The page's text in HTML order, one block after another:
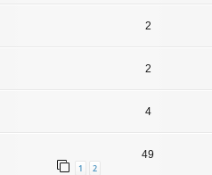
2
2
4
1 2
49